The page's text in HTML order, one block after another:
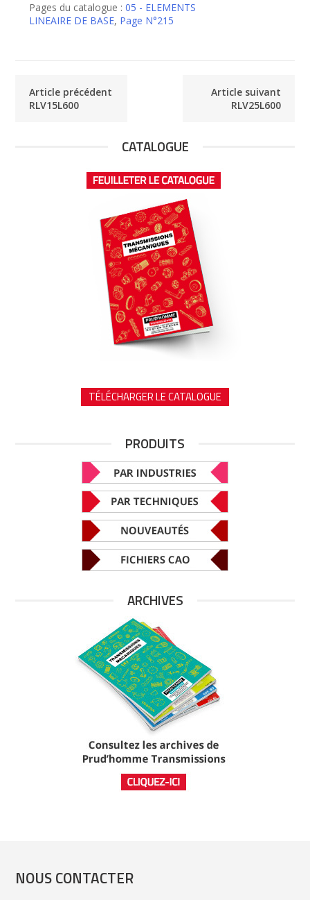
Pages du catalogue :05 - ELEMENTS
LINEAIRE DE BASE, Page N°215
Article précédent
RLV15L600
Article suivant
RLV25L600
CATALOGUE
TÉLÉCHARGER LE CATALOGUE
PRODUITS
ARCHIVES
NOUS CONTACTER